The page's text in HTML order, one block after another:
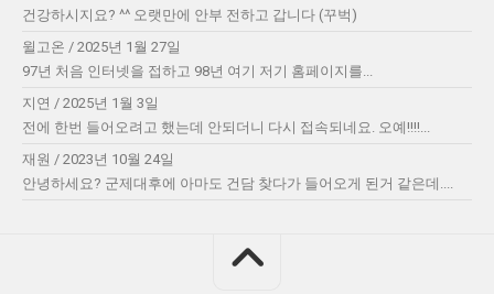
건강하시지요? ^^ 오랫만에 안부 전하고 갑니다 (꾸벅)
윌고온 / 2025년 1월 27일
97년 처음 인터넷을 접하고 98년 여기 저기 홈페이지를...
지연 / 2025년 1월 3일
전에 한번 들어오려고 했는데 안되더니 다시 접속되네요. 오예!!!!...
재원 / 2023년 10월 24일
안녕하세요? 군제대후에 아마도 건담 찾다가 들어오게 된거 같은데....